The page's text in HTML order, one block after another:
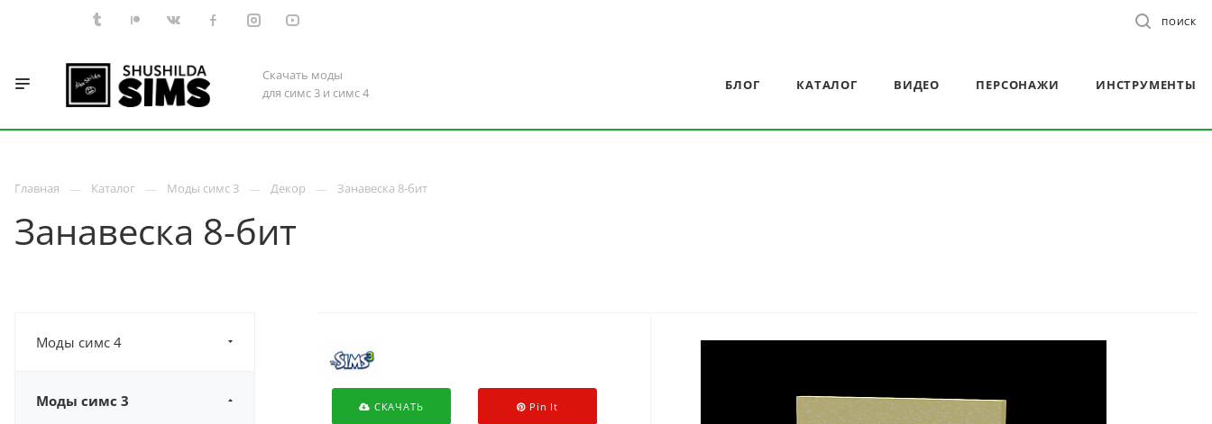
ПОИСК
Скачать моды
для симс 3 и симс 4
БЛОГ КАТАЛОГ ВИДЕО ПЕРСОНАЖИ ИНСТРУМЕНТЫ
Главная Каталог Моды симс 3 Декор Занавеска 8-бит
Занавеска 8-бит
Моды симс 4
Моды симс 3 СКАЧАТЬ Pin It